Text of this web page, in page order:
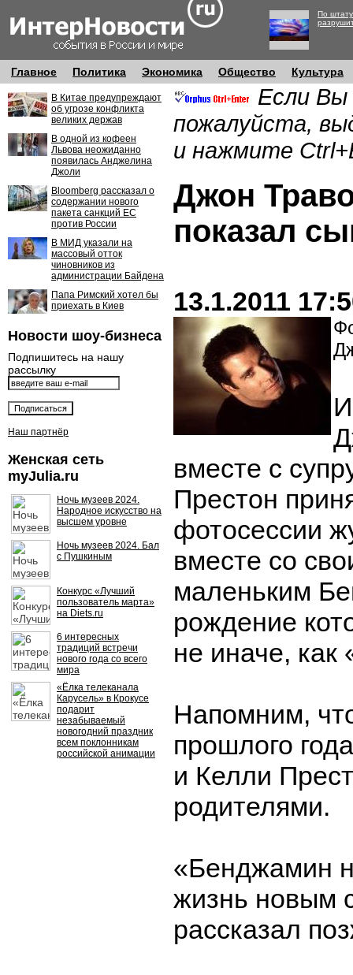
По
Главное Политика Экономика Общество Культура
В Китае предупреждают
об угрозе конфликта
великих держав
В одной из кофеен
Львова неожиданно
появилась Анджелина
Джоли
Bloomberg рассказал о
содержании нового
пакета санкций ЕС
против России
В МИД указали на
массовый отток
чиновников из
администрации Байдена
Папа Римский хотел бы
приехать в Киев
Новости шоу-бизнеса
Подпишитесь на нашу
рассылку
Наш партнёр
Женская сеть
myJulia.ru
Ночь музеев 2024.
Народное искусство на
высшем уровне
Ночь музеев 2024. Бал
с Пушкиным
Конкурс «Лучший
пользователь марта»
на Diets.ru
6 интересных
традиций встречи
нового года со всего
мира
«Ёлка телеканала
Карусель» в Крокусе
подарит
незабываемый
новогодний праздник
всем поклонникам
российской анимации
Если Вы
пожалуйста,
и нажмите
Джон
показал
13.1.2011
вместе с
Престон
фотосессии
вместе со
маленьким
рождение
не иначе, как
Напомним,
прошлого
и Келли
родителями.
«Бенджамин
жизнь новым
рассказал